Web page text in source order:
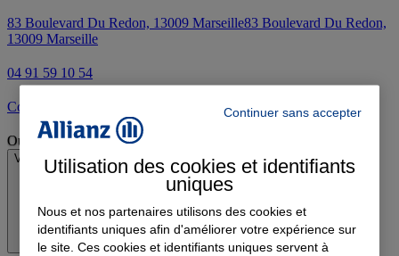
83 Boulevard Du Redon, 13009 Marseille83 Boulevard Du Redon,
13009 Marseille
04 91 59 10 54
Contacter l'agence par e-mail
Ouvert
Voir les horaires
Continuer sans accepter
Utilisation des cookies et identifiants
uniques
Nous et nos partenaires utilisons des cookies et
identifiants uniques afin d'améliorer votre expérience sur
le site. Ces cookies et identifiants uniques servent à